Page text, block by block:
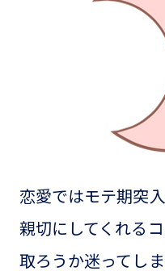
恋愛ではモテ期突
親切にしてくれる
取ろうか迷ってし